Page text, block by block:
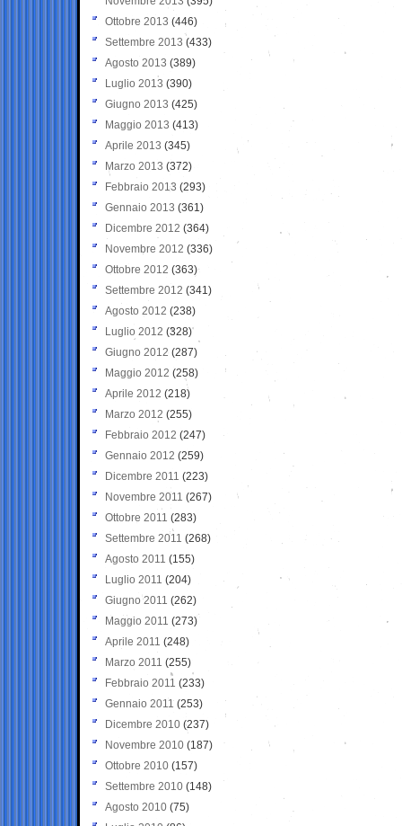
Ottobre 2013 (446)
Settembre 2013 (433)
Agosto 2013 (389)
Luglio 2013 (390)
Giugno 2013 (425)
Maggio 2013 (413)
Aprile 2013 (345)
Marzo 2013 (372)
Febbraio 2013 (293)
Gennaio 2013 (361)
Dicembre 2012 (364)
Novembre 2012 (336)
Ottobre 2012 (363)
Settembre 2012 (341)
Agosto 2012 (238)
Luglio 2012 (328)
Giugno 2012 (287)
Maggio 2012 (258)
Aprile 2012 (218)
Marzo 2012 (255)
Febbraio 2012 (247)
Gennaio 2012 (259)
Dicembre 2011 (223)
Novembre 2011 (267)
Ottobre 2011 (283)
Settembre 2011 (268)
Agosto 2011 (155)
Luglio 2011 (204)
Giugno 2011 (262)
Maggio 2011 (273)
Aprile 2011 (248)
Marzo 2011 (255)
Febbraio 2011 (233)
Gennaio 2011 (253)
Dicembre 2010 (237)
Novembre 2010 (187)
Ottobre 2010 (157)
Settembre 2010 (148)
Agosto 2010 (75)